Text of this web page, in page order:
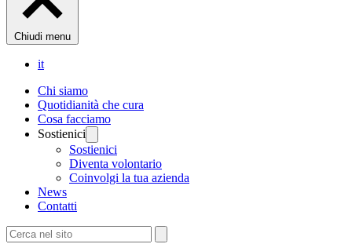
Chiudi menu
it
Chi siamo
Quotidianità che cura
Cosa facciamo
Sostienici
Sostienici
Diventa volontario
Coinvolgi la tua azienda
News
Contatti